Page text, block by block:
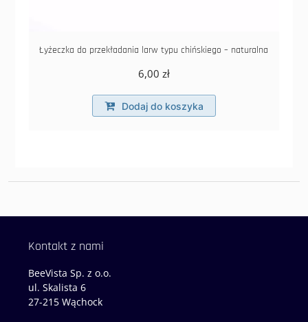
Łyżeczka do przekładania larw typu chińskiego – naturalna
6,00 zł
Dodaj do koszyka
Kontakt z nami
BeeVista Sp. z o.o.
ul. Skalista 6
27-215 Wąchock